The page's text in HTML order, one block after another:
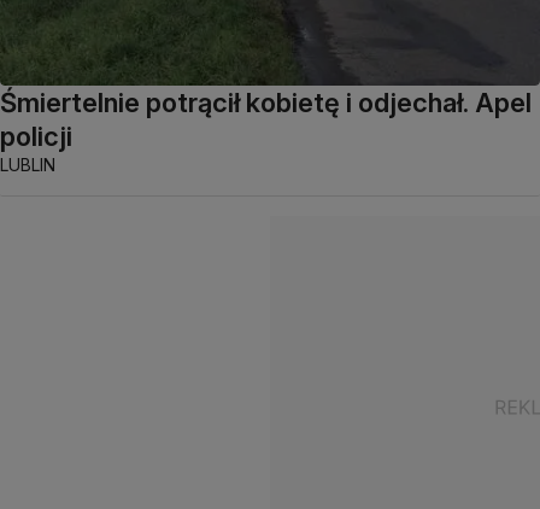
Śmiertelnie potrącił kobietę i odjechał. Apel
policji
LUBLIN